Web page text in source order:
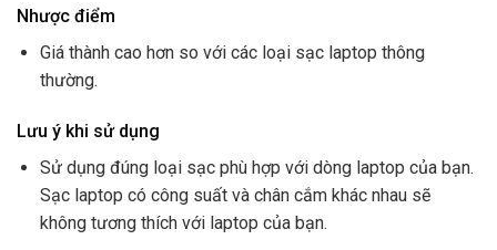
Nhược điểm
Giá thành cao hơn so với các loại sạc laptop thông
thường.
Lưu ý khi sử dụng
Sử dụng đúng loại sạc phù hợp với dòng laptop của bạn.
Sạc laptop có công suất và chân cắm khác nhau sẽ
không tương thích với laptop của bạn.